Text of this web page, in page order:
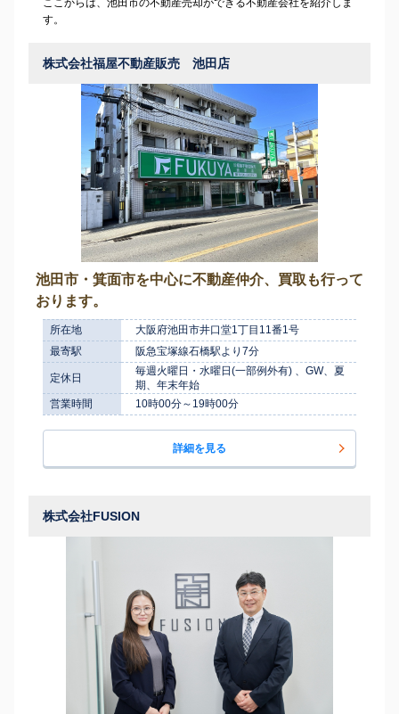
す。
株式会社福屋不動産販売 池田店
池田市・箕面市を中心に不動産仲介、買取も行って
おります。
所在地
大阪府池田市井口堂1丁目11番1号
最寄駅
阪急宝塚線石橋駅より7分
定休日
毎週火曜日・水曜日(一部例外有) 、GW、夏
期、年末年始
営業時間
10時00分～19時00分
詳細を見る
株式会社FUSION